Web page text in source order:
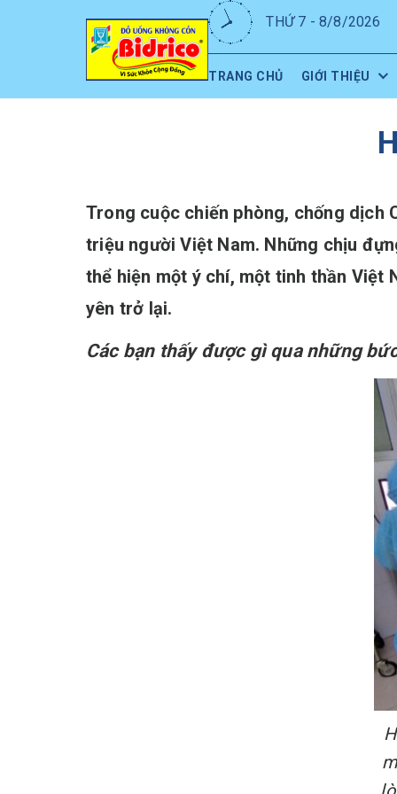
TRANG CHỦ GIỚI THIỆU
THỨ 7 - 8/8/2026
Trong cuộc chiến phòng, chống dịch
triệu người Việt Nam. Những chịu
thể hiện một ý chí, một tinh thần Việt
yên trở lại.
Các bạn thấy được gì qua những